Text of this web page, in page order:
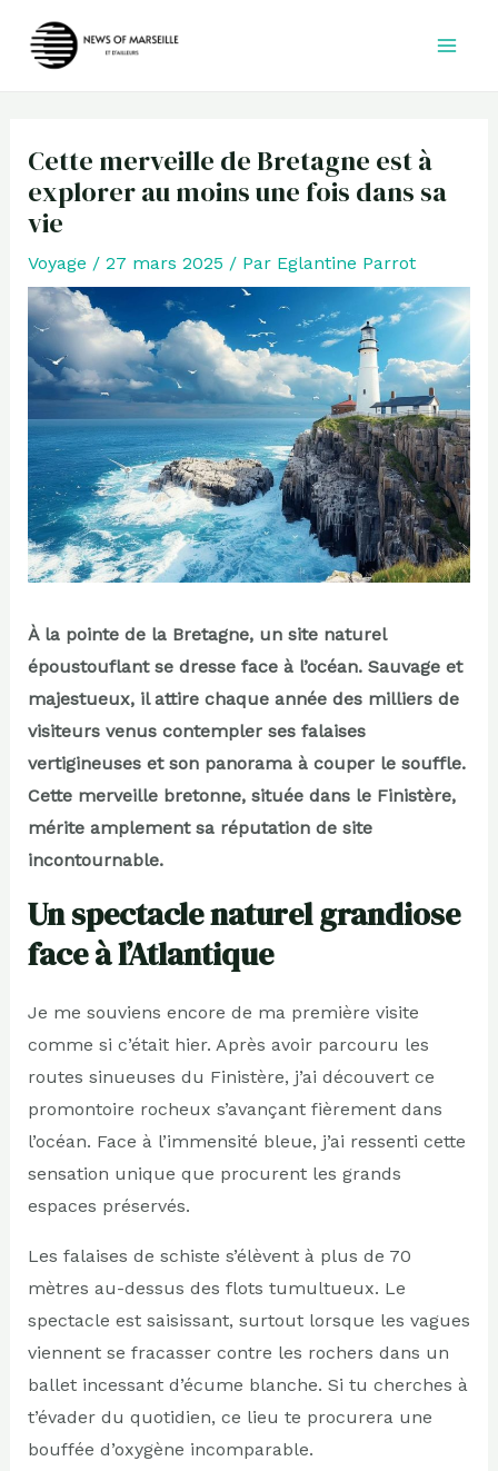
Cette merveille de Bretagne est à
explorer au moins une fois dans sa
vie
Voyage / 27 mars 2025 / Par Eglantine Parrot
À la pointe de la Bretagne, un site naturel
époustouflant se dresse face à l’océan. Sauvage et
majestueux, il attire chaque année des milliers de
visiteurs venus contempler ses falaises
vertigineuses et son panorama à couper le souffle.
Cette merveille bretonne, située dans le Finistère,
mérite amplement sa réputation de site
incontournable.
Un spectacle naturel grandiose
face à l’Atlantique
Je me souviens encore de ma première visite
comme si c’était hier. Après avoir parcouru les
routes sinueuses du Finistère, j’ai découvert ce
promontoire rocheux s’avançant fièrement dans
l’océan. Face à l’immensité bleue, j’ai ressenti cette
sensation unique que procurent les grands
espaces préservés.
Les falaises de schiste s’élèvent à plus de 70
mètres au-dessus des flots tumultueux. Le
spectacle est saisissant, surtout lorsque les vagues
viennent se fracasser contre les rochers dans un
ballet incessant d’écume blanche. Si tu cherches à
t’évader du quotidien, ce lieu te procurera une
bouffée d’oxygène incomparable.